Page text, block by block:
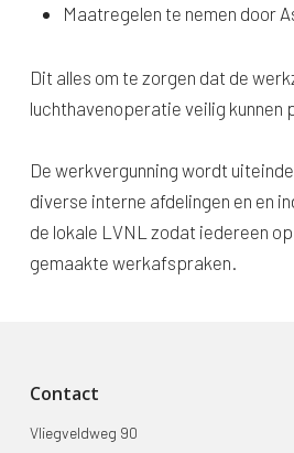
Maatregelen te nemen door
Dit alles om te zorgen dat de
luchthavenoperatie veilig kunnen
De werkvergunning wordt
diverse interne afdelingen en en
de lokale LVNL zodat iedereen
gemaakte werkafspraken.
Contact
Vliegveldweg 90